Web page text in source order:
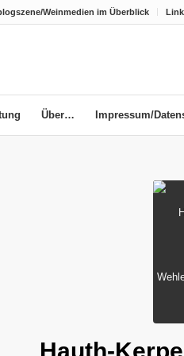
Weinmedien im Überblick
Über… Impressum/